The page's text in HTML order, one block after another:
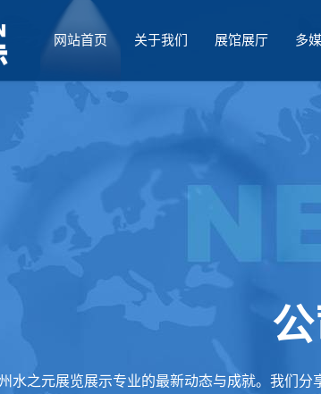
网站首页 关于我们 展馆展厅 多
水之元展览展示专业的最新动态与成就。我们